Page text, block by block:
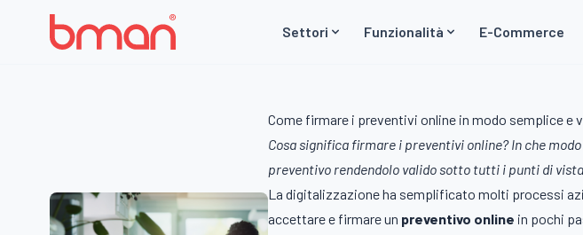
Settori
Funzionalità E-Commerce
Come firmare i preventivi online in modo semplice e
Cosa significa firmare i preventivi online? In che
preventivo rendendolo valido sotto tutti i punti di
La digitalizzazione ha semplificato molti processi
accettare e firmare un preventivo online in pochi